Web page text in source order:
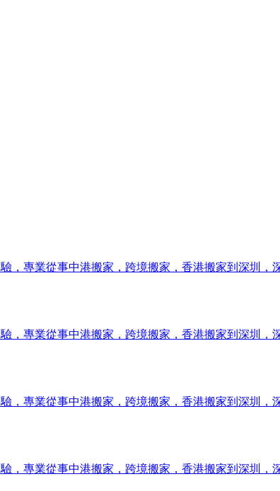
專業從事中港搬家，跨境搬家，香港搬家到深圳，
專業從事中港搬家，跨境搬家，香港搬家到深圳，
專業從事中港搬家，跨境搬家，香港搬家到深圳，
專業從事中港搬家，跨境搬家，香港搬家到深圳，